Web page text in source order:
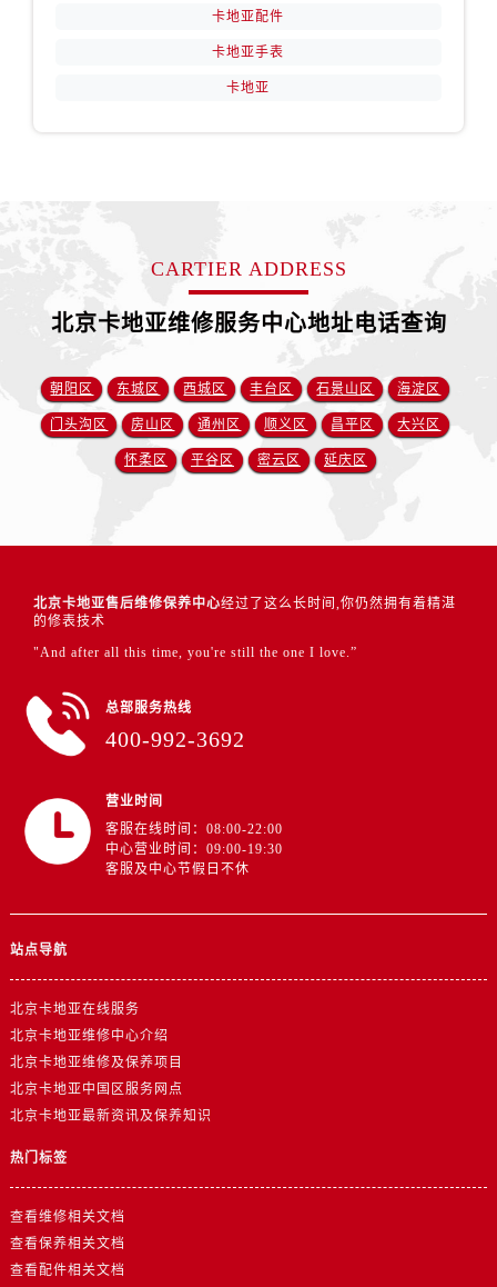
卡地亚配件
卡地亚手表
卡地亚
CARTIER ADDRESS
北京卡地亚维修服务中心地址电话查询
朝阳区 东城区 西城区 丰台区 石景山区 海淀区
门头沟区 房山区 通州区 顺义区 昌平区 大兴区
怀柔区 平谷区 密云区 延庆区
北京卡地亚售后维修保养中心经过了这么长时间,你仍然拥有着精湛
的修表技术
"And after all this time, you're still the one I love.”
总部服务热线
400-992-3692
营业时间
客服在线时间：08:00-22:00
中心营业时间：09:00-19:30
客服及中心节假日不休
站点导航
北京卡地亚在线服务
北京卡地亚维修中心介绍
北京卡地亚维修及保养项目
北京卡地亚中国区服务网点
北京卡地亚最新资讯及保养知识
热门标签
查看维修相关文档
查看保养相关文档
查看配件相关文档